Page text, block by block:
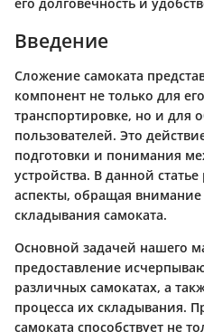
Введение
Сложение самоката
компонент не только для
транспортировке, но и для
пользователей. Это
подготовки и понимания
устройства. В данной
аспекты, обращая внимание
складывания самоката.
Основной задачей нашего
предоставление
различных самокатах, а
процесса их складывания.
самоката способствует не